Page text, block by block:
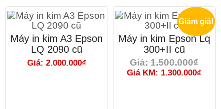
Máy in kim A3 Epson
LQ 2090 cũ
Giá: 2.000.000₫
Giảm giá!
Máy in kim Epson Lq
300+II cũ
Giá: 1.500.000₫
Giá KM: 1.300.000₫